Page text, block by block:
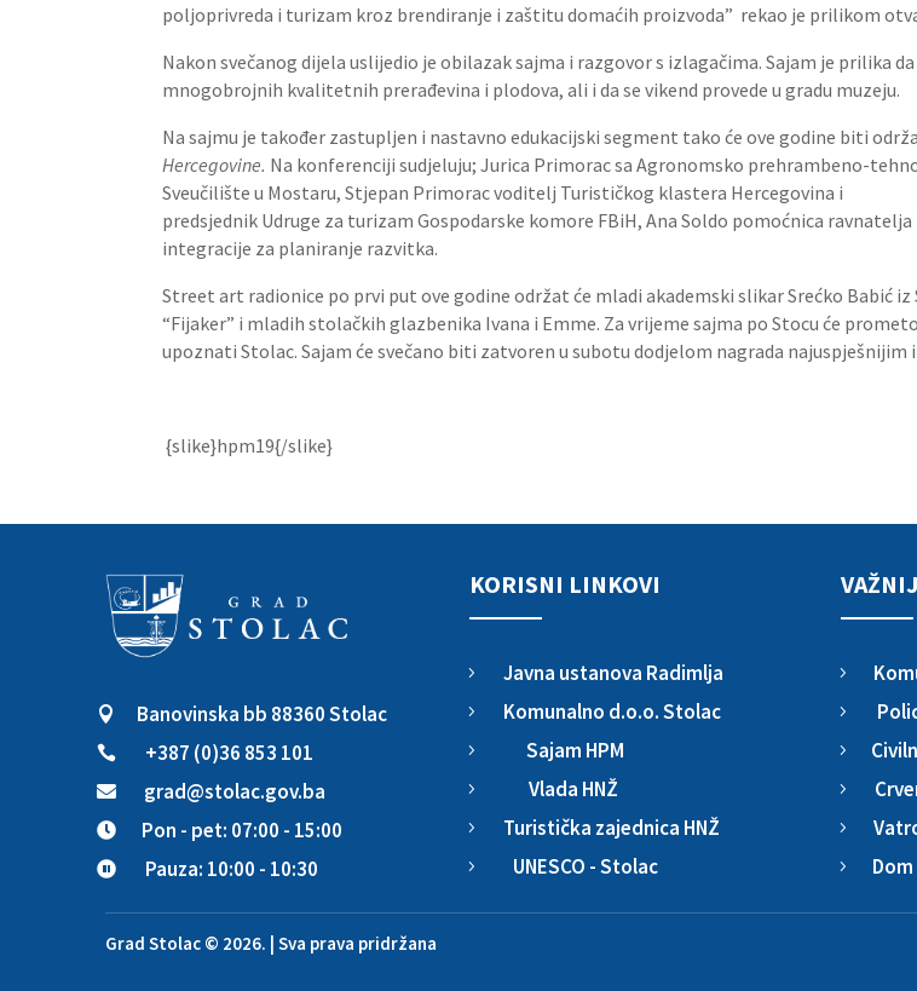
poljoprivreda i turizam kroz brendiranje i zaštitu domaćih proizvoda” rekao je prilikom
Nakon svečanog dijela uslijedio je obilazak sajma i razgovor s izlagačima. Sajam je prilika
mnogobrojnih kvalitetnih prerađevina i plodova, ali i da se vikend provede u gradu muzeju.
Na sajmu je također zastupljen i nastavno edukacijski segment tako će ove godine biti
Hercegovine. Na konferenciji sudjeluju; Jurica Primorac sa Agronomsko prehrambeno-
Sveučilište u Mostaru, Stjepan Primorac voditelj Turističkog klastera Hercegovina i
predsjednik Udruge za turizam Gospodarske komore FBiH, Ana Soldo pomoćnica
integracije za planiranje razvitka.
Street art radionice po prvi put ove godine održat će mladi akademski slikar Srećko Babić
“Fijaker” i mladih stolačkih glazbenika Ivana i Emme. Za vrijeme sajma po Stocu će
upoznati Stolac. Sajam će svečano biti zatvoren u subotu dodjelom nagrada najuspješnijim
{slike}hpm19{/slike}
 Banovinska bb 88360 Stolac
 +387 (0)36 853 101
 grad@stolac.gov.ba
 Pon - pet: 07:00 - 15:00
 Pauza: 10:00 - 10:30
KORISNI LINKOVI
5 Javna ustanova Radimlja
5 Komunalno d.o.o. Stolac
5 Sajam HPM
5 Vlada HNŽ
5 Turistička zajednica HNŽ
5 UNESCO - Stolac
5
5
5
5
5
5
Grad Stolac © 2026. | Sva prava pridržana